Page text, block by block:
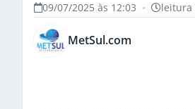
09/07/2025 às 12:03 • leitura
MetSul.com